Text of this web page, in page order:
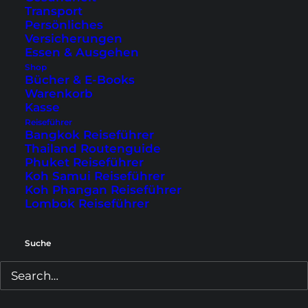
Transport
Persönliches
Versicherungen
Essen & Ausgehen
Shop
Bücher & E-Books
Warenkorb
Kasse
Reiseführer
Bangkok Reiseführer
Thailand Routenguide
Phuket Reiseführer
Koh Samui Reiseführer
Koh Phangan Reiseführer
Lombok Reiseführer
Suche
Die Skyline Süd-
Manhattans und
Battery Park
Lady Liberty
Auf Staten Island
für uns hieß, dass wir einmal